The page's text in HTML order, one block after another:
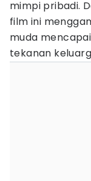
mimpi pribadi.
film ini
muda
tekanan